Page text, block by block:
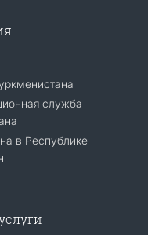
служба
в Республике